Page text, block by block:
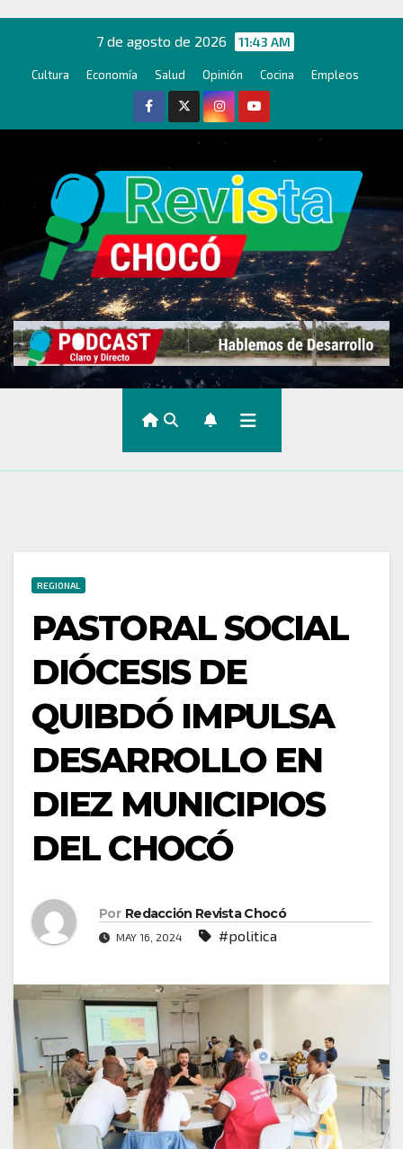
contenido
7 de agosto de 2026 11:43 AM
Cultura Economía Salud Opinión Cocina Empleos
REGIONAL
PASTORAL SOCIAL
DIÓCESIS DE
QUIBDÓ IMPULSA
DESARROLLO EN
DIEZ MUNICIPIOS
DEL CHOCÓ
Por Redacción Revista Chocó
MAY 16, 2024 #politica